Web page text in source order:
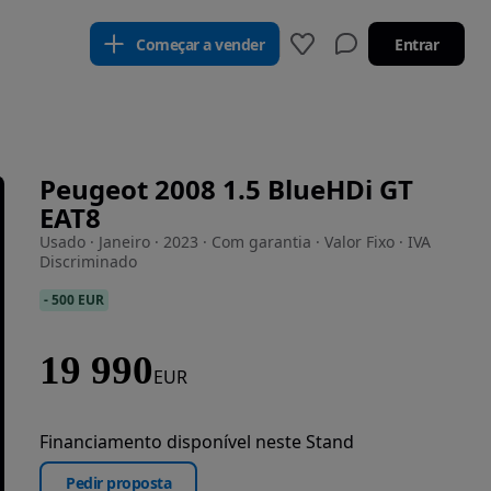
Começar a vender Entrar
Peugeot 2008 1.5 BlueHDi GT
EAT8
Usado · Janeiro · 2023 · Com garantia · Valor Fixo · IVA
Discriminado
-500 EUR
19 990EUR
Financiamento disponível neste Stand
Pedir proposta